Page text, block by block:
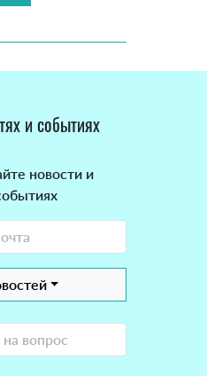
и событиях
новости и